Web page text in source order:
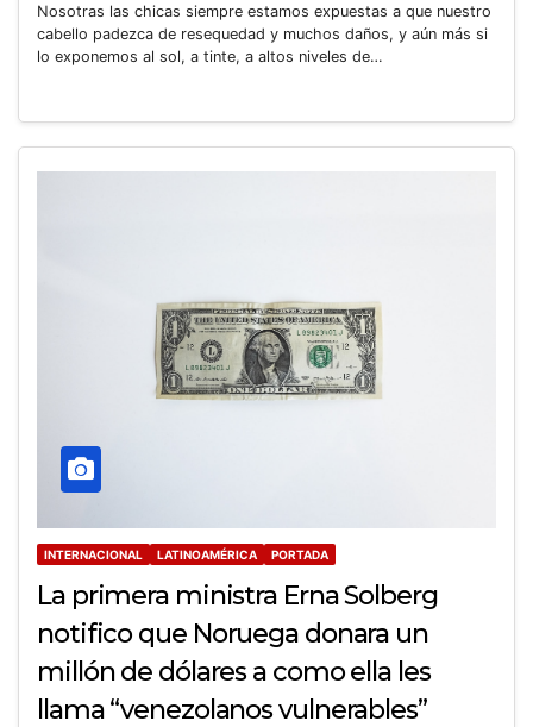
Nosotras las chicas siempre estamos expuestas a que nuestro
cabello padezca de resequedad y muchos daños, y aún más si
lo exponemos al sol, a tinte, a altos niveles de…
INTERNACIONAL LATINOAMÉRICA PORTADA
La primera ministra Erna Solberg
notifico que Noruega donara un
millón de dólares a como ella les
llama “venezolanos vulnerables”